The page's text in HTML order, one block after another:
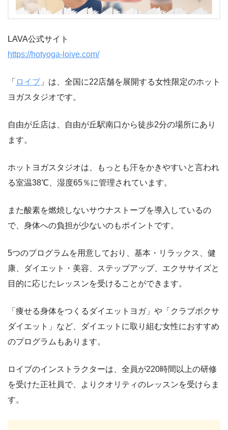
LAVA公式サイト
https://hotyoga-loive.com/
「 ロイブ 」は、全国に22店舗を展開する女性限定のホット
ヨガスタジオです。
自由が丘店は、自由が丘駅南口から徒歩2分の場所にあり
ます。
ホットヨガスタジオは、もっとも汗をかきやすいと言われ
る室温38℃、湿度65％に管理されています。
また酸素を燃焼しないサウナストーブを導入しているの
で、身体への負担が少ないのもポイントです。
5つのプログラムを用意しており、基本・リラックス、健
康、ダイエット・美容、ステップアップ、エクササイズと
目的に応じたレッスンを受けることができます。
「痩せる身体をつくるダイエットヨガ」や「クラブボクサ
ダイエット」など、ダイエットに取り組む女性におすすめ
のプログラムもあります。
ロイブのインストラクターは、全員が220時間以上の研修
を受けた正社員で、よりクオリティのレッスンを受けらま
す。